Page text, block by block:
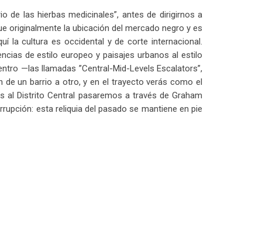
de las hierbas medicinales”, antes de dirigirnos a
originalmente la ubicación del mercado negro y es
la cultura es occidental y de corte internacional.
de estilo europeo y paisajes urbanos al estilo
—las llamadas ”Central-Mid-Levels Escalators”,
un barrio a otro, y en el trayecto verás como el
al Distrito Central pasaremos a través de Graham
esta reliquia del pasado se mantiene en pie